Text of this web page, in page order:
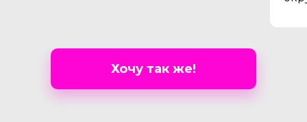
Хочу так же!